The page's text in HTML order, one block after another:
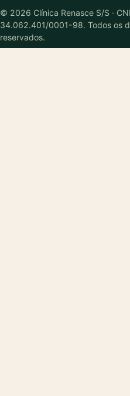
© 2026 Clínica Renasce S/S ·
34.062.401/0001-98. Todos os
reservados.